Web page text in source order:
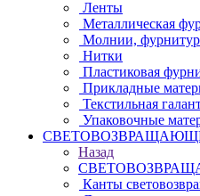
Ленты
Металлическая
Молнии,
Нитки
Пластиковая
Прикладные
Текстильная
Упаковочные
Назад
Канты